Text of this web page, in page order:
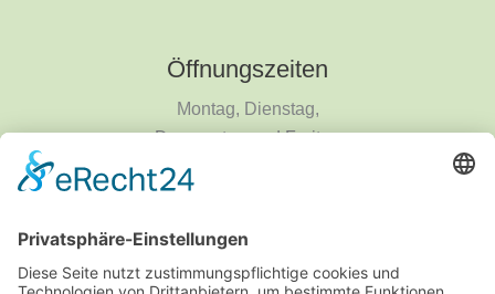
Öffnungszeiten
Montag, Dienstag,
Donnerstag und Freitag
9 - 14 Uhr